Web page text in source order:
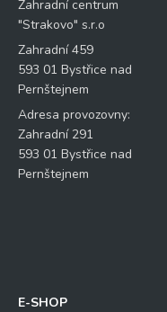
Zahradní centrum
"Strakovo" s.r.o
Zahradní 459
593 01 Bystřice nad
Pernštejnem
Adresa provozovny:
Zahradní 291
593 01 Bystřice nad
Pernštejnem
E-SHOP